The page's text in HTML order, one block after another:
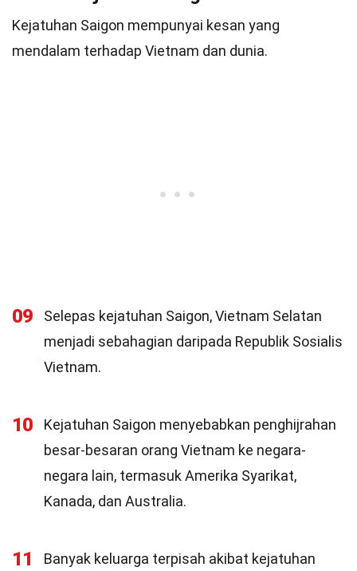
Kejatuhan Saigon mempunyai kesan yang
mendalam terhadap Vietnam dan dunia.
09
Selepas kejatuhan Saigon, Vietnam Selatan
menjadi sebahagian daripada Republik Sosialis
Vietnam.
10
Kejatuhan Saigon menyebabkan penghijrahan
besar-besaran orang Vietnam ke negara-
negara lain, termasuk Amerika Syarikat,
Kanada, dan Australia.
11
Banyak keluarga terpisah akibat kejatuhan